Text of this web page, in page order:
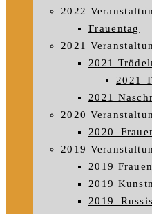
2022
Frauentag
2021
2021
2021
2021
2020
2019
2019
2019